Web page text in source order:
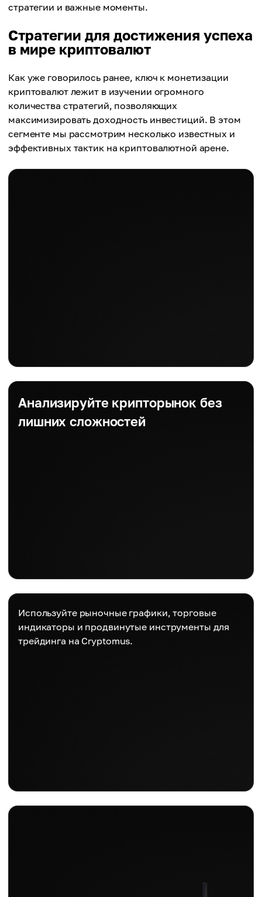
стратегии и важные моменты.
Стратегии для достижения успеха
в мире криптовалют
Как уже говорилось ранее, ключ к монетизации
криптовалют лежит в изучении огромного
количества стратегий, позволяющих
максимизировать доходность инвестиций. В этом
сегменте мы рассмотрим несколько известных и
эффективных тактик на криптовалютной арене.
Анализируйте крипторынок без
лишних сложностей
Используйте рыночные графики, торговые
индикаторы и продвинутые инструменты для
трейдинга на Cryptomus.